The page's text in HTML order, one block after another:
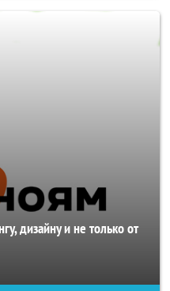
дизайну и не только от